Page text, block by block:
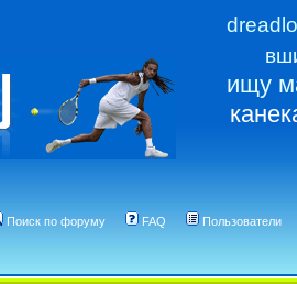
ищу
Поиск по форуму FAQ Пользователи